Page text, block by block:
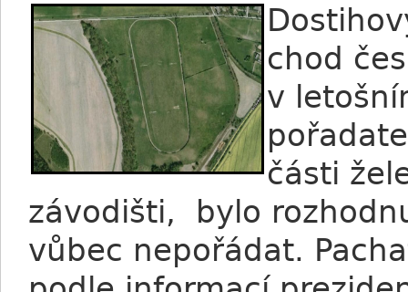
chod
v
části
závodišti, bylo
vůbec nepořádat.